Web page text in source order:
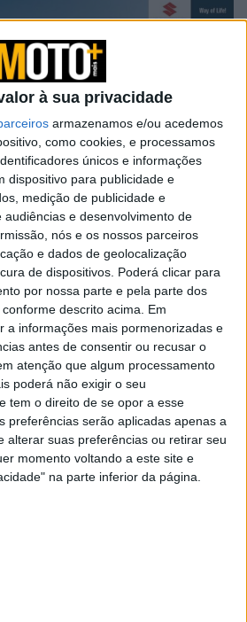
à sua privacidade
armazenamos e/ou acedemos
como cookies, e processamos
únicos e informações
dispositivo para publicidade e
medição de publicidade e
e desenvolvimento de
nós e os nossos parceiros
e dados de geolocalização
de dispositivos. Poderá clicar para
por nossa parte e pela parte dos
descrito acima. Em
a informações mais pormenorizadas e
antes de consentir ou recusar o
atenção que algum processamento
poderá não exigir o seu
tem o direito de se opor a esse
preferências serão aplicadas apenas a
alterar suas preferências ou retirar seu
momento voltando a este site e
na parte inferior da página.
animado que é o das motos
assistimos recentemente
sub-segmento de motos com
e que constituem um elo de
maxi-enduro e as mais
um desempenho fora
enfrentar qualquer desafio mas
cómodas e potentes
a qualquer lugar conduzindo as
700 e da mais sofisticada